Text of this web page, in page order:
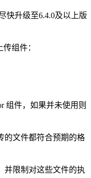
快升级至6.4.0及以上版
组件：
组件，如果并未使用则
的文件都符合预期的格
并限制对这些文件的执